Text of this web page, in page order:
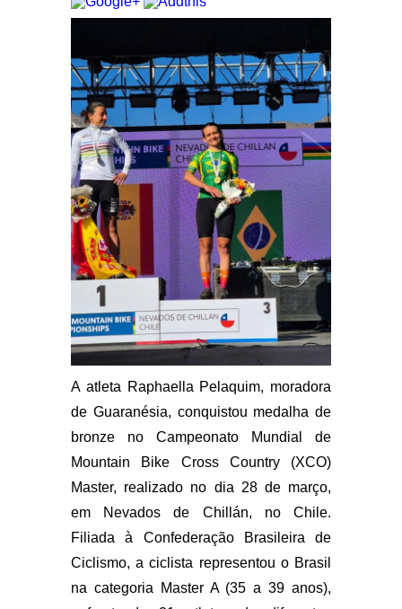
A atleta Raphaella Pelaquim, moradora
de Guaranésia, conquistou medalha de
bronze no Campeonato Mundial de
Mountain Bike Cross Country (XCO)
Master, realizado no dia 28 de março,
em Nevados de Chillán, no Chile.
Filiada à Confederação Brasileira de
Ciclismo, a ciclista representou o Brasil
na categoria Master A (35 a 39 anos),